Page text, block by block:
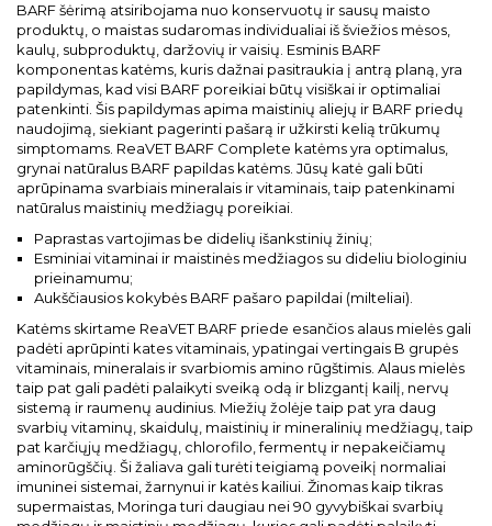
BARF šėrimą atsiribojama nuo konservuotų ir sausų maisto
produktų, o maistas sudaromas individualiai iš šviežios mėsos,
kaulų, subproduktų, daržovių ir vaisių. Esminis BARF
komponentas katėms, kuris dažnai pasitraukia į antrą planą, yra
papildymas, kad visi BARF poreikiai būtų visiškai ir optimaliai
patenkinti. Šis papildymas apima maistinių aliejų ir BARF priedų
naudojimą, siekiant pagerinti pašarą ir užkirsti kelią trūkumų
simptomams. ReaVET BARF Complete katėms yra optimalus,
grynai natūralus BARF papildas katėms. Jūsų katė gali būti
aprūpinama svarbiais mineralais ir vitaminais, taip patenkinami
natūralus maistinių medžiagų poreikiai.
Paprastas vartojimas be didelių išankstinių žinių;
Esminiai vitaminai ir maistinės medžiagos su dideliu biologiniu
prieinamumu;
Aukščiausios kokybės BARF pašaro papildai (milteliai).
Katėms skirtame ReaVET BARF priede esančios alaus mielės gali
padėti aprūpinti kates vitaminais, ypatingai vertingais B grupės
vitaminais, mineralais ir svarbiomis amino rūgštimis. Alaus mielės
taip pat gali padėti palaikyti sveiką odą ir blizgantį kailį, nervų
sistemą ir raumenų audinius. Miežių žolėje taip pat yra daug
svarbių vitaminų, skaidulų, maistinių ir mineralinių medžiagų, taip
pat karčiųjų medžiagų, chlorofilo, fermentų ir nepakeičiamų
aminorūgščių. Ši žaliava gali turėti teigiamą poveikį normaliai
imuninei sistemai, žarnynui ir katės kailiui. Žinomas kaip tikras
supermaistas, Moringa turi daugiau nei 90 gyvybiškai svarbių